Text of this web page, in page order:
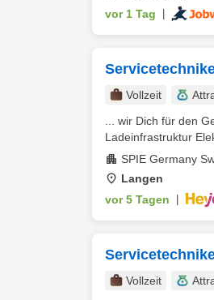
vor 1 Tag
Vollzeit
... wir Dich für den
Ladeinfrastruktur
SPIE Germany
Langen
vor 5 Tagen
Vollzeit